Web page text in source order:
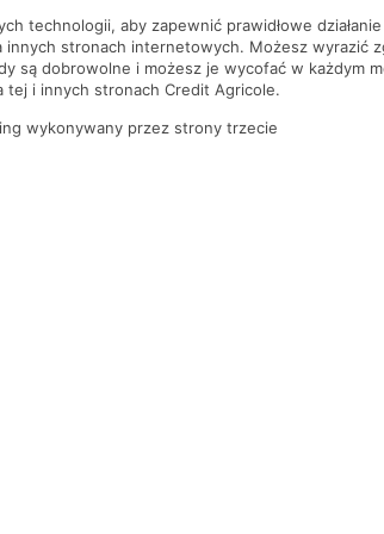
technologii, aby zapewnić prawidłowe
stronach internetowych. Możesz wyrazić
są dobrowolne i możesz je wycofać w każdym
i innych stronach Credit Agricole.
wykonywany przez strony trzecie